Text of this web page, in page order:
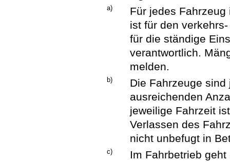
a)
Für jedes
ist für den
für die ständige
verantwortlich.
melden.
b)
Die Fahrzeuge
ausreichenden
jeweilige Fahrzeit
Verlassen des
nicht unbefugt in
c)
Im Fahrbetrieb